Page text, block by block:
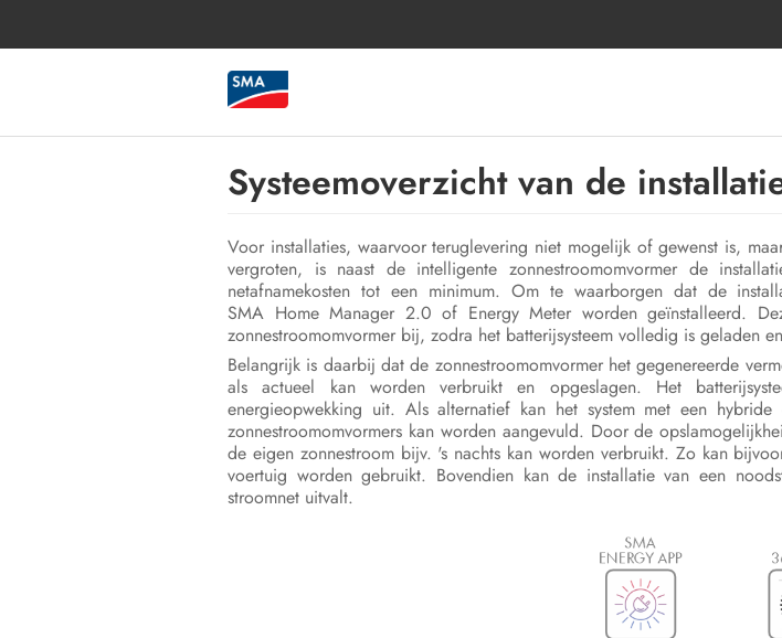
Systeemoverzicht van de
Voor installaties, waarvoor teruglevering niet mogelijk of gewenst is,
vergroten, is naast de intelligente zonnestroomomvormer de
netafnamekosten tot een minimum. Om te waarborgen dat de
SMA Home Manager 2.0 of Energy Meter worden geïnstalleerd.
zonnestroomomvormer bij, zodra het batterijsysteem volledig is geladen
Belangrijk is daarbij dat de zonnestroomomvormer het gegenereerde
als actueel kan worden verbruikt en opgeslagen. Het
energieopwekking uit. Als alternatief kan het system met een
zonnestroomomvormers kan worden aangevuld. Door de
de eigen zonnestroom bijv. 's nachts kan worden verbruikt. Zo kan
voertuig worden gebruikt. Bovendien kan de installatie van een
stroomnet uitvalt.